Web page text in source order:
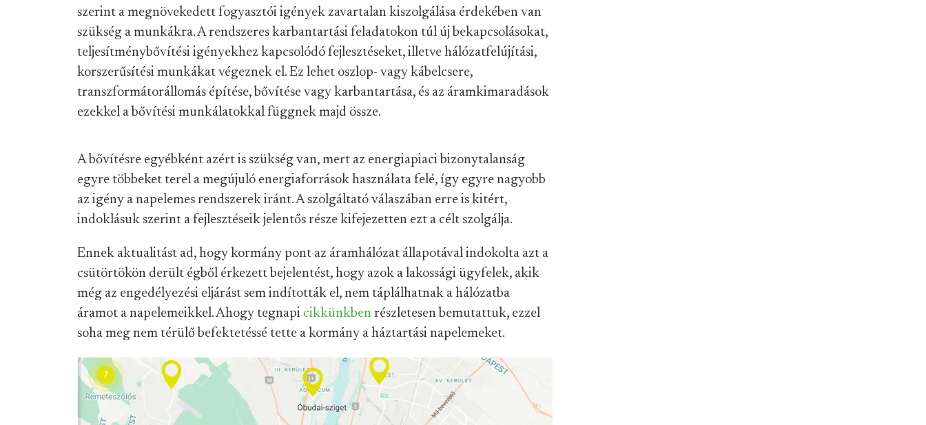
szerint a megnövekedett fogyasztói igények zavartalan kiszolgálása érdekében van
szükség a munkákra. A rendszeres karbantartási feladatokon túl új bekapcsolásokat,
teljesítménybővítési igényekhez kapcsolódó fejlesztéseket, illetve hálózatfelújítási,
korszerűsítési munkákat végeznek el. Ez lehet oszlop- vagy kábelcsere,
transzformátorállomás építése, bővítése vagy karbantartása, és az áramkimaradások
ezekkel a bővítési munkálatokkal függnek majd össze.
A bővítésre egyébként azért is szükség van, mert az energiapiaci bizonytalanság
egyre többeket terel a megújuló energiaforrások használata felé, így egyre nagyobb
az igény a napelemes rendszerek iránt. A szolgáltató válaszában erre is kitért,
indoklásuk szerint a fejlesztéseik jelentős része kifejezetten ezt a célt szolgálja.
Ennek aktualitást ad, hogy kormány pont az áramhálózat állapotával indokolta azt a
csütörtökön derült égből érkezett bejelentést, hogy azok a lakossági ügyfelek, akik
még az engedélyezési eljárást sem indították el, nem táplálhatnak a hálózatba
áramot a napelemeikkel. Ahogy tegnapi cikkünkben részletesen bemutattuk, ezzel
soha meg nem térülő befektetéssé tette a kormány a háztartási napelemeket.